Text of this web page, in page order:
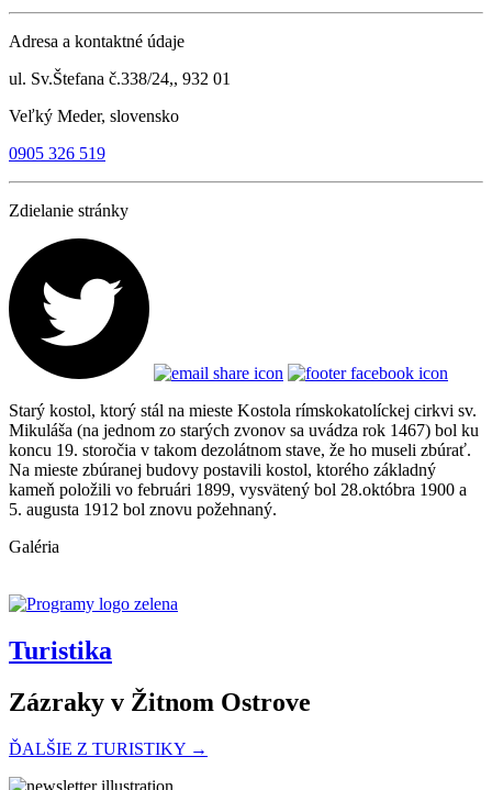
Adresa a kontaktné údaje
ul. Sv.Štefana č.338/24,, 932 01
Veľký Meder, slovensko
0905 326 519
Zdielanie stránky
Starý kostol, ktorý stál na mieste Kostola rímskokatolíckej cirkvi sv.
Mikuláša (na jednom zo starých zvonov sa uvádza rok 1467) bol ku
koncu 19. storočia v takom dezolátnom stave, že ho museli zbúrať.
Na mieste zbúranej budovy postavili kostol, ktorého základný
kameň položili vo februári 1899, vysvätený bol 28.októbra 1900 a
5. augusta 1912 bol znovu požehnaný.
Galéria
Turistika
Zázraky v Žitnom Ostrove
ĎALŠIE Z TURISTIKY →